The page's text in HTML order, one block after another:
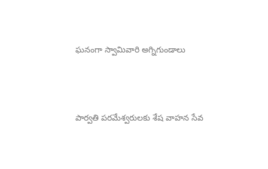
ఘనంగా స్వామివారి అగ్నిగుండాలు
పార్వతి పరమేశ్వరులకు శేష వాహన సేవ